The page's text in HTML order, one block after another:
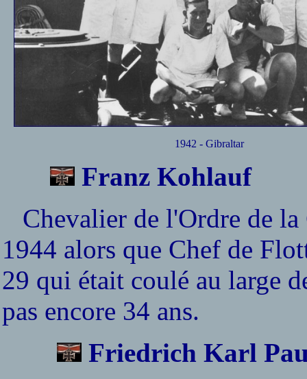
1942 - Gibraltar
Franz Kohlauf
Chevalier de l'Ordre de
1944 alors que Chef de
29 qui était coulé au large
pas encore 34 ans.
Friedrich Karl